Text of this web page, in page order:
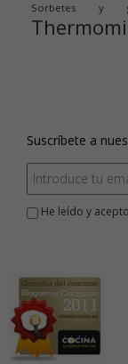
Sorbetes y
Suscríbete a
He leído y